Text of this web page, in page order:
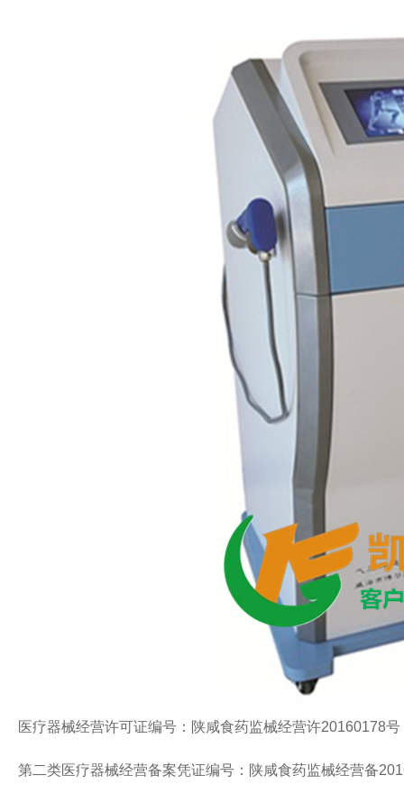
医疗器械经营许可证编号：陕咸食药监械经营许20160178号
第二类医疗器械经营备案凭证编号：陕咸食药监械经营备